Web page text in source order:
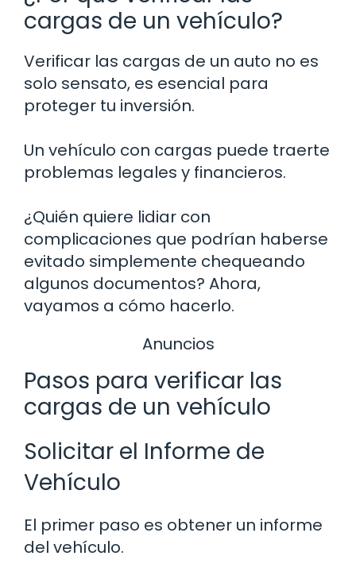
cargas de un vehículo?
Verificar las cargas de un auto no es
solo sensato, es esencial para
proteger tu inversión.
Un vehículo con cargas puede traerte
problemas legales y financieros.
¿Quién quiere lidiar con
complicaciones que podrían haberse
evitado simplemente chequeando
algunos documentos? Ahora,
vayamos a cómo hacerlo.
Anuncios
Pasos para verificar las
cargas de un vehículo
Solicitar el Informe de
Vehículo
El primer paso es obtener un informe
del vehículo.